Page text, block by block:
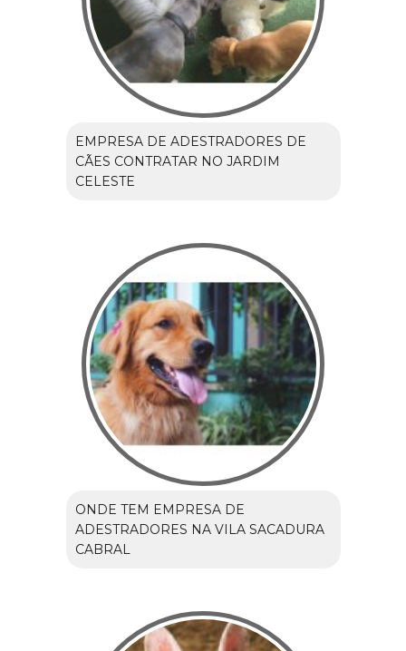
EMPRESA DE ADESTRADORES DE
CÃES CONTRATAR NO JARDIM
CELESTE
ONDE TEM EMPRESA DE
ADESTRADORES NA VILA SACADURA
CABRAL